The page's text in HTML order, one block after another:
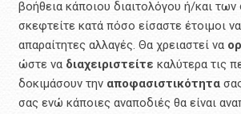
βοήθεια κάποιου διαιτολόγου ή/και
σκεφτείτε κατά πόσο είσαστε έτοιμοι
απαραίτητες αλλαγές. Θα χρειαστεί να
ώστε να διαχειριστείτε καλύτερα τις
δοκιμάσουν την αποφασιστικότητα
σας ενώ κάποιες αναποδιές θα είναι